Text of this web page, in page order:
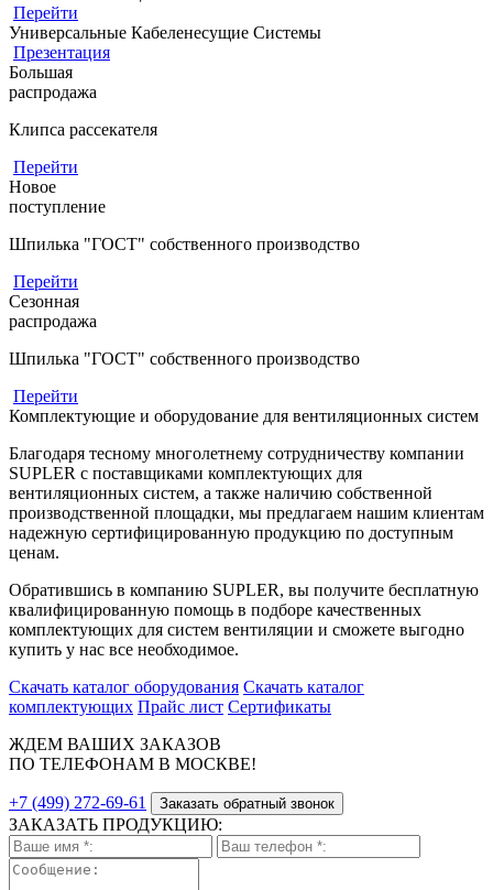
Перейти
Универсальные Кабеленесущие Системы
Презентация
Большая
распродажа
Клипса рассекателя
Перейти
Новое
поступление
Шпилька "ГОСТ" собственного производство
Перейти
Сезонная
распродажа
Шпилька "ГОСТ" собственного производство
Перейти
Комплектующие и оборудование для вентиляционных систем
Благодаря тесному многолетнему сотрудничеству компании
SUPLER с поставщиками комплектующих для
вентиляционных систем, а также наличию собственной
производственной площадки, мы предлагаем нашим клиентам
надежную сертифицированную продукцию по доступным
ценам.
Обратившись в компанию SUPLER, вы получите бесплатную
квалифицированную помощь в подборе качественных
комплектующих для систем вентиляции и сможете выгодно
купить у нас все необходимое.
Скачать каталог оборудования Скачать каталог
комплектующих Прайс лист Сертификаты
ЖДЕМ ВАШИХ ЗАКАЗОВ
ПО ТЕЛЕФОНАМ В МОСКВЕ!
+7 (499) 272-69-61 Заказать обратный звонок
ЗАКАЗАТЬ ПРОДУКЦИЮ: